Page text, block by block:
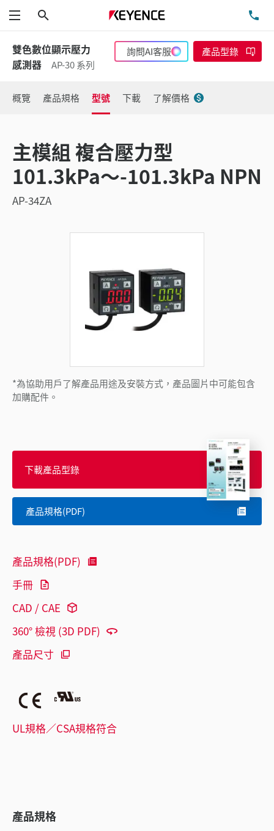
功能表
雙色數位顯示壓力
感測器
AP-30 系列
詢問AI客服 產品型錄
概覽 產品規格 型號 下載 了解價格
主模組 複合壓力型
101.3kPa～-101.3kPa NPN
AP-34ZA
*為協助用戶了解產品用途及安裝方式，產品圖片中可能包含
加購配件。
下載產品型錄
產品規格(PDF)
產品規格(PDF)
手冊
CAD / CAE
360° 檢視 (3D PDF)
產品尺寸
UL規格／CSA規格符合
產品規格